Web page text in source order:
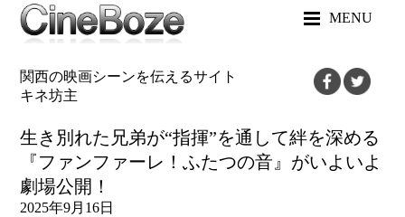
MENU
関西の映画シーンを伝えるサイト
キネ坊主
生き別れた兄弟が“指揮”を通して絆を深める
『ファンファーレ！ふたつの音』がいよいよ
劇場公開！
2025年9月16日